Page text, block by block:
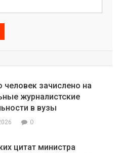
человек зачислено на
журналистские
в вузы
0
цитат министра